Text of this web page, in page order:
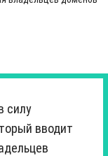
силу
вводит